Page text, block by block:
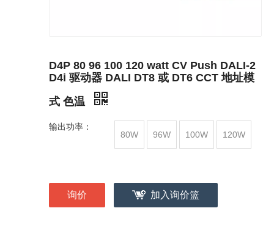
D4P 80 96 100 120 watt CV Push DALI-2
D4i 驱动器 DALI DT8 或 DT6 CCT 地址模
式 色温
输出功率：
80W
96W 100W 120W
询价 加入询价篮